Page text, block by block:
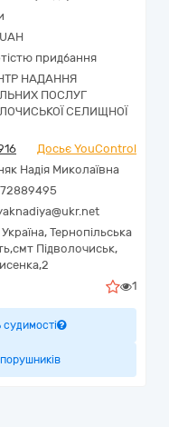
придбання
НАДАННЯ
ПОСЛУГ
СЕЛИЩНОЇ
Досьє YouControl
Надія Миколаївна
Україна, Тернопільська
смт Підволочиськ,
1
судимості